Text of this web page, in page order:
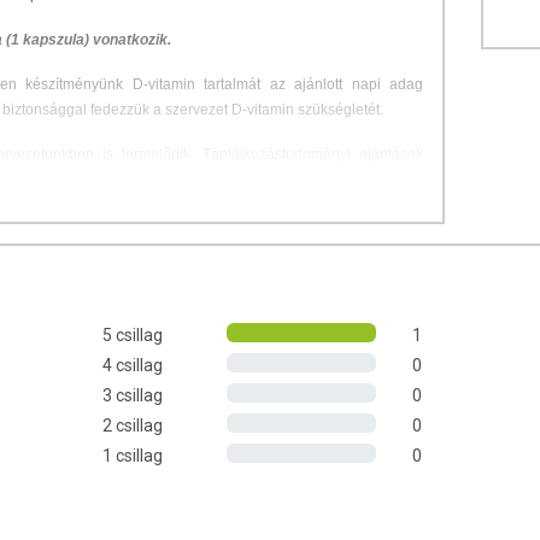
(1 kapszula) vonatkozik.
készítményünk D-vitamin tartalmát az ajánlott napi adag
fedezzük a szervezet D-vitamin szükségletét.
egyoldalú táplálkozás esetén, valamint idősebb korban
megőrzését? A D3-vitamin hozzájárul...
továbbá az
(glicerin), víz, kolekalciferol.
D-vitamin.
5 csillag
1
4 csillag
0
3 csillag
0
2 csillag
0
1 csillag
0